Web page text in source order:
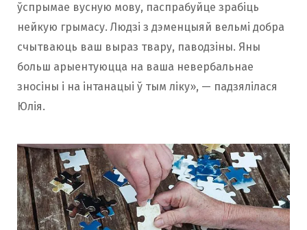
ўспрымае вусную мову, паспрабуйце зрабіць
нейкую грымасу. Людзі з дэменцыяй вельмі добра
счытваюць ваш выраз твару, паводзіны. Яны
больш арыентуюцца на ваша невербальнае
зносіны і на інтанацыі ў тым ліку», — падзялілася
Юлія.